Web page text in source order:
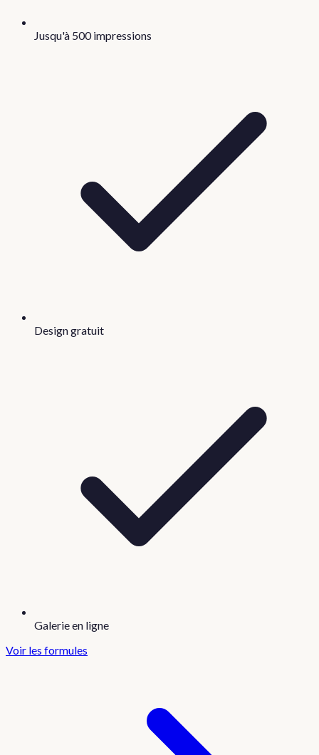
Jusqu'à 500 impressions
Design gratuit
Galerie en ligne
Voir les formules